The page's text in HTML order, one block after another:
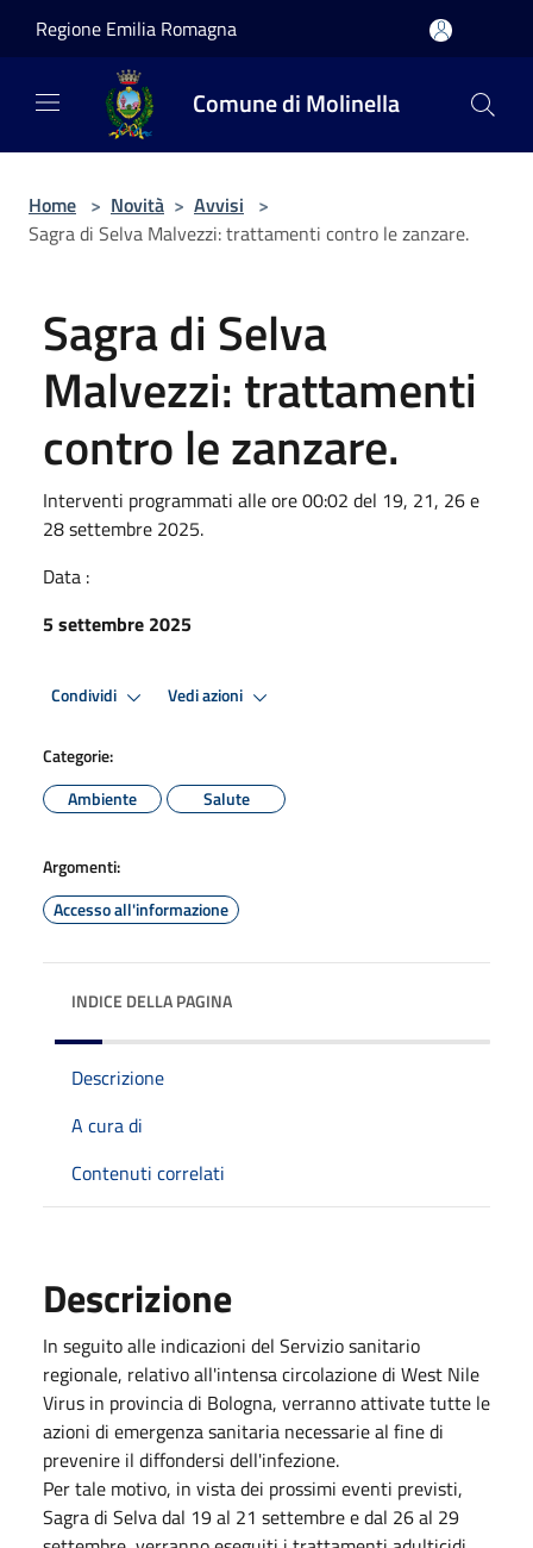
Regione Emilia Romagna
Comune di Molinella
Home > Novità > Avvisi >
Sagra di Selva Malvezzi: trattamenti contro le zanzare.
Sagra di Selva
Malvezzi: trattamenti
contro le zanzare.
Interventi programmati alle ore 00:02 del 19, 21, 26 e
28 settembre 2025.
Data :
5 settembre 2025
Condividi Vedi azioni
Categorie:
Ambiente
Salute
Argomenti:
Accesso all'informazione
INDICE DELLA PAGINA
Descrizione
A cura di
Contenuti correlati
Descrizione
In seguito alle indicazioni del Servizio sanitario
regionale, relativo all'intensa circolazione di West Nile
Virus in provincia di Bologna, verranno attivate tutte le
azioni di emergenza sanitaria necessarie al fine di
prevenire il diffondersi dell'infezione.
Per tale motivo, in vista dei prossimi eventi previsti,
Sagra di Selva dal 19 al 21 settembre e dal 26 al 29